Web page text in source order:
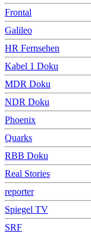
Frontal
Galileo
HR Fernsehen
Kabel 1 Doku
MDR Doku
NDR Doku
Phoenix
Quarks
RBB Doku
Real Stories
reporter
Spiegel TV
SRF